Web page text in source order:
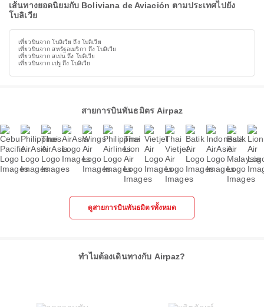
เส้นทางยอดนิยมกับ Boliviana de Aviación ตามประเทศไปยัง
โบลิเวีย
เที่ยวบินจาก โบลิเวีย ถึง โบลิเวีย
เที่ยวบินจาก สหรัฐอเมริกา ถึง โบลิเวีย
เที่ยวบินจาก สเปน ถึง โบลิเวีย
เที่ยวบินจาก เปรู ถึง โบลิเวีย
สายการบินพันธมิตร Airpaz
ดูสายการบินพันธมิตรทั้งหมด
ทำไมต้องเดินทางกับ Airpaz?